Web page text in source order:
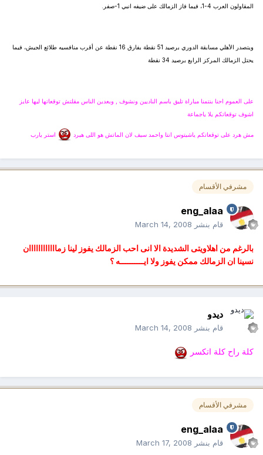
المقاولون العرب 4-1، فيما فاز الزمالك على ضيفه انبي 1-صفر.
ويتصدر الأهلي مسابقة الدوري برصيد 51 نقطة بفارق 16 نقطة عن أقرب منافسيه طلائع الجيش، فيما
يحتل الزمالك المركز الرابع برصيد 34 نقطة
على العموم احنا بنتمنا مباراة تليق باسم الناديين ونشوف , وبعدين الناس مقلتش توقعاتها ليها عايز
اشوف توقعاتكم يلا ياجماعة
مش هرد على توقعاتكم ياشيتوس انتا واحمد سيف لان الماتش هو اللى هيرد استر يارب
مشرفي الأقسام
eng_alaa
قام بنشر March 14, 2008
بالرغم من اهلاويتى الشديدة الا انى احب الزمالك يفوز لينا زماااااااااااان
نسينا ان الزمالك ممكن يفوز ولا ايــــــــــه ؟
ديدو
قام بنشر March 14, 2008
كلة راح كلة اتكسر
مشرفي الأقسام
eng_alaa
قام بنشر March 17, 2008